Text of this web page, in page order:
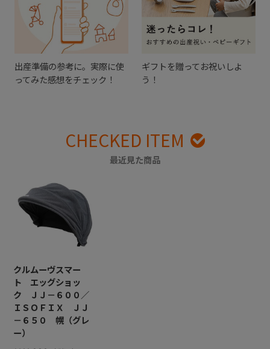
出産準備の参考に。実際に使
ってみた感想をチェック！
ギフトを贈ってお祝いしよ
う！
CHECKED ITEM
最近見た商品
クルムーヴスマー
ト エッグショッ
ク ＪＪ－６００／
ＩＳＯＦＩＸ ＪＪ
－６５０ 幌（グレ
ー）